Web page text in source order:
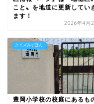
こと〟を地道に更新してい
ます！
2026年4月
クイズみずほん
豊岡小学校の校庭にあるも